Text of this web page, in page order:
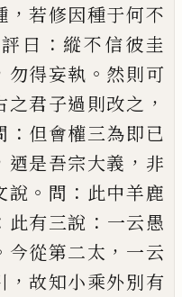
，若修因種于何不
評曰 ： 縱不信彼圭
勿得妄執 。 然則可
之君子過則改之 ，
： 但會權三為即已
迺是吾宗大義 ， 非
說 。 問 ： 此中羊鹿
此有三說 ： 一云愚
今從第二太 ， 一云
，故知小乘外別有